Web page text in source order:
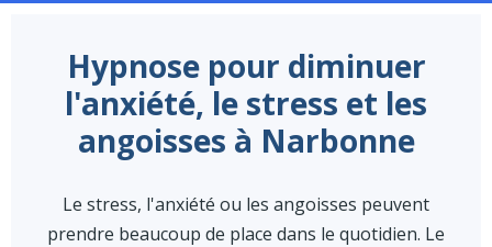
Hypnose pour diminuer
l'anxiété, le stress et les
angoisses à Narbonne
Le stress, l'anxiété ou les angoisses peuvent
prendre beaucoup de place dans le quotidien. Le